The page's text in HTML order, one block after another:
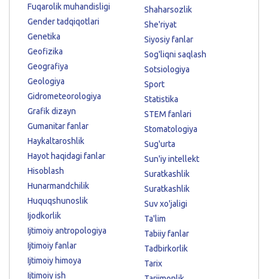
Fuqarolik muhandisligi
Gender tadqiqotlari
Genetika
Geofizika
Geografiya
Geologiya
Gidrometeorologiya
Grafik dizayn
Gumanitar fanlar
Haykaltaroshlik
Hayot haqidagi fanlar
Hisoblash
Hunarmandchilik
Huquqshunoslik
Ijodkorlik
Ijtimoiy antropologiya
Ijtimoiy fanlar
Ijtimoiy himoya
Ijtimoiy ish
Shaharsozlik
She'riyat
Siyosiy fanlar
Sog'liqni saqlash
Sotsiologiya
Sport
Statistika
STEM fanlari
Stomatologiya
Sug'urta
Sun'iy intellekt
Suratkashlik
Suratkashlik
Suv xo'jaligi
Ta'lim
Tabiiy fanlar
Tadbirkorlik
Tarix